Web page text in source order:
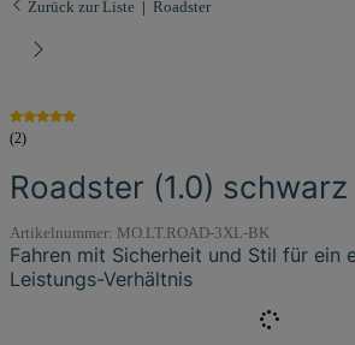
Zurück zur Liste Roadster
(2)
Roadster (1.0)
Artikelnummer: MO.LT.ROAD-3XL-BK
Fahren mit Sicherheit und Stil für ein
Leistungs-Verhältnis